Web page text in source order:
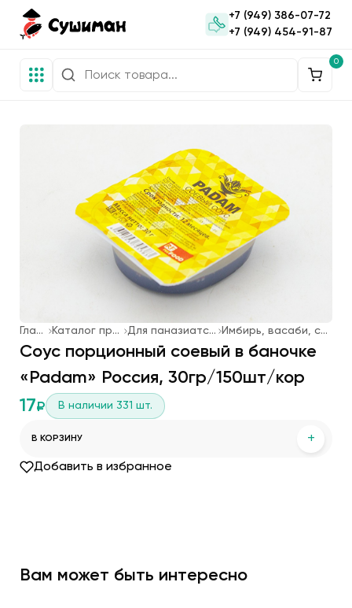
+7 (949) 386-07-72
+7 (949) 454-91-87
0
Главная Каталог продукции Для паназиатской кухни Имбирь, васаби, соевый соус
Соус порционный соевый в баночке
«Padam» Россия, 30гр/150шт/кор
17₽ В наличии 331 шт.
В КОРЗИНУ +
Добавить в избранное
Вам может быть интересно